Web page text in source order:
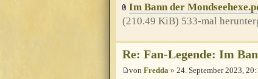
Im Bann der
(210.49 KiB) 533-mal
Re: Fan-Legende: Im
von Fredda » 24. September 2023,